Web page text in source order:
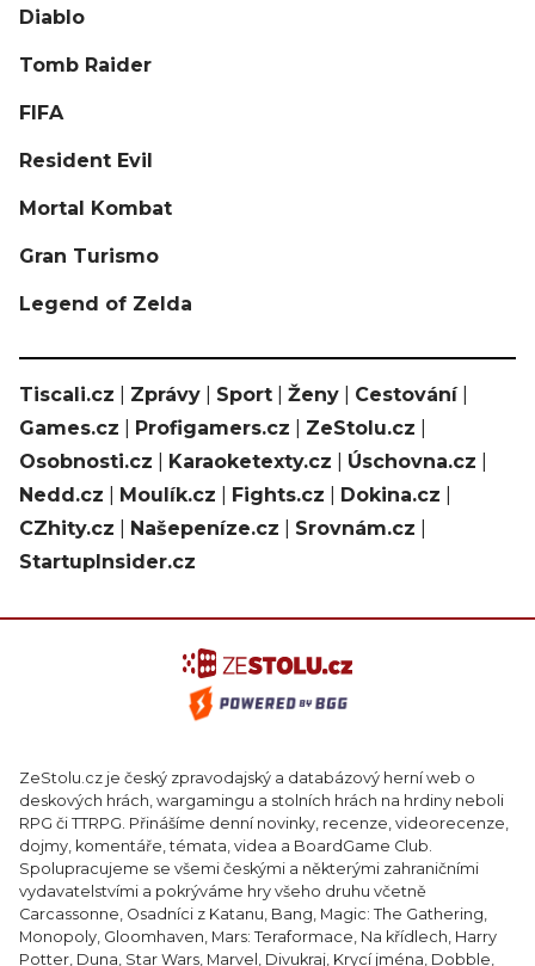
Diablo
Tomb Raider
FIFA
Resident Evil
Mortal Kombat
Gran Turismo
Legend of Zelda
Tiscali.cz Zprávy Sport Ženy Cestování|
Games.cz
Profigamers.cz ZeStolu.cz
Osobnosti.cz
Karaoketexty.cz Úschovna.cz
Nedd.cz
Moulík.cz Fights.cz Dokina.cz
CZhity.cz
Našepeníze.cz Srovnám.cz
StartupInsider.cz
ZeStolu.cz je český zpravodajský a databázový herní web o
deskových hrách, wargamingu a stolních hrách na hrdiny neboli
RPG či TTRPG. Přinášíme denní novinky, recenze, videorecenze,
dojmy, komentáře, témata, videa a BoardGame Club.
Spolupracujeme se všemi českými a některými zahraničními
vydavatelstvími a pokrýváme hry všeho druhu včetně
Carcassonne, Osadníci z Katanu, Bang, Magic: The Gathering,
Monopoly, Gloomhaven, Mars: Teraformace, Na křídlech, Harry
Potter, Duna, Star Wars, Marvel, Divukraj, Krycí jména, Dobble,